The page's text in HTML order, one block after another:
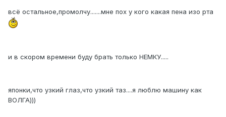
всё остальное,промолчу.......мне пох у кого какая пена изо рта
и в скором времени буду брать только НЕМКУ.....
японки,что узкий глаз,что узкий таз....я люблю машину как
ВОЛГА)))